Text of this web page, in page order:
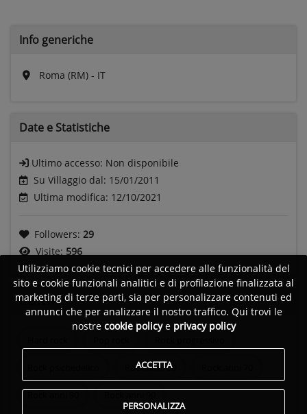
Info generiche
Roma (RM) - IT
Date e Statistiche
Ultimo accesso: Non disponibile
Su Villaggio dal: 15/01/2011
Ultima modifica: 12/10/2021
Followers: 29
Visite: 596
Generi
Rock anni 60
Utilizziamo cookie tecnici per accedere alle funzionalità del
sito e cookie funzionali analitici e di profilazione finalizzata al
marketing di terze parti, sia per personalizzare contenuti ed
annunci che per analizzare il nostro traffico. Qui trovi le
nostre cookie policye privacy policy
ACCETTA
PERSONALIZZA